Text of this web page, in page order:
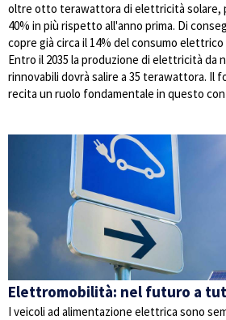
oltre otto terawattora di elettricità solare,
40% in più rispetto all'anno prima. Di
copre già circa il 14% del consumo elettrico
Entro il 2035 la produzione di elettricità da
rinnovabili dovrà salire a 35 terawattora. Il
recita un ruolo fondamentale in questo
Elettromobilità: nel futuro a
I veicoli ad alimentazione elettrica sono